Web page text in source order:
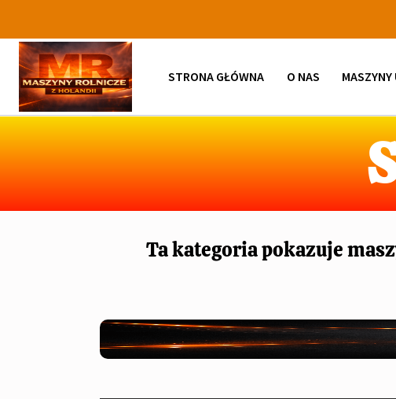
STRONA GŁÓWNA O NAS
Ta kategoria pokazuje